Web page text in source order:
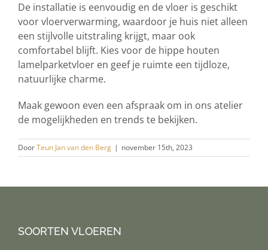
De installatie is eenvoudig en de vloer is geschikt
voor vloerverwarming, waardoor je huis niet alleen
een stijlvolle uitstraling krijgt, maar ook
comfortabel blijft. Kies voor de hippe houten
lamelparketvloer en geef je ruimte een tijdloze,
natuurlijke charme.
Maak gewoon even een afspraak om in ons atelier
de mogelijkheden en trends te bekijken.
DoorTeun Jan van den Berg | november 15th, 2023
SOORTEN VLOEREN